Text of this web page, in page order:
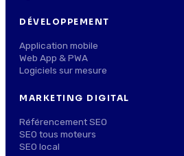
DÉVELOPPEMENT
Application mobile
Web App & PWA
Logiciels sur mesure
MARKETING DIGITAL
Référencement SEO
SEO tous moteurs
SEO local